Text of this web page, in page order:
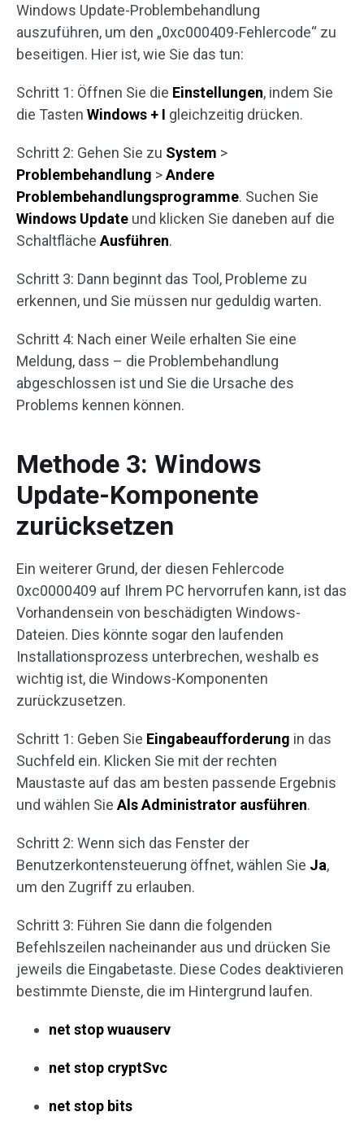
Windows Update-Problembehandlung
auszuführen, um den „0xc000409-Fehlercode“ zu
beseitigen. Hier ist, wie Sie das tun:
Schritt 1: Öffnen Sie die Einstellungen, indem Sie
die Tasten Windows + I gleichzeitig drücken.
Schritt 2: Gehen Sie zu System >
Problembehandlung >Andere
Problembehandlungsprogramme. Suchen Sie
Windows Update und klicken Sie daneben auf die
Schaltfläche Ausführen.
Schritt 3: Dann beginnt das Tool, Probleme zu
erkennen, und Sie müssen nur geduldig warten.
Schritt 4: Nach einer Weile erhalten Sie eine
Meldung, dass – die Problembehandlung
abgeschlossen ist und Sie die Ursache des
Problems kennen können.
Methode 3: Windows
Update-Komponente
zurücksetzen
Ein weiterer Grund, der diesen Fehlercode
0xc0000409 auf Ihrem PC hervorrufen kann, ist das
Vorhandensein von beschädigten Windows-
Dateien. Dies könnte sogar den laufenden
Installationsprozess unterbrechen, weshalb es
wichtig ist, die Windows-Komponenten
zurückzusetzen.
Schritt 1: Geben Sie Eingabeaufforderung in das
Suchfeld ein. Klicken Sie mit der rechten
Maustaste auf das am besten passende Ergebnis
und wählen Sie Als Administrator ausführen.
Schritt 2: Wenn sich das Fenster der
Benutzerkontensteuerung öffnet, wählen Sie Ja,
um den Zugriff zu erlauben.
Schritt 3: Führen Sie dann die folgenden
Befehlszeilen nacheinander aus und drücken Sie
jeweils die Eingabetaste. Diese Codes deaktivieren
bestimmte Dienste, die im Hintergrund laufen.
net stop wuauserv
net stop cryptSvc
net stop bits